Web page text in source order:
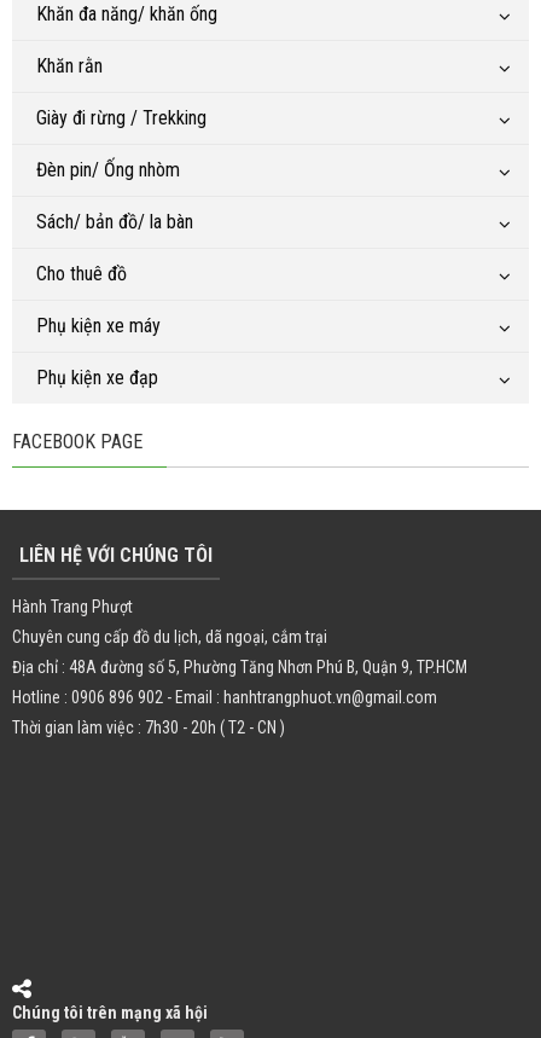
Khăn đa năng/ khăn ống
Khăn rằn
Giày đi rừng / Trekking
Đèn pin/ Ống nhòm
Sách/ bản đồ/ la bàn
Cho thuê đồ
Phụ kiện xe máy
Phụ kiện xe đạp
FACEBOOK PAGE
LIÊN HỆ VỚI CHÚNG TÔI
Hành Trang Phượt
Chuyên cung cấp đồ du lịch, dã ngoại, cắm trại
Địa chỉ : 48A đường số 5, Phường Tăng Nhơn Phú B, Quận 9, TP.HCM
Hotline : 0906 896 902 - Email : hanhtrangphuot.vn@gmail.com
Thời gian làm việc : 7h30 - 20h ( T2 - CN )
Chúng tôi trên mạng xã hội